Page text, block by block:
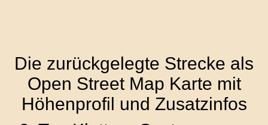
Die zurückgelegte Strecke als
Open Street Map Karte mit
Höhenprofil und Zusatzinfos